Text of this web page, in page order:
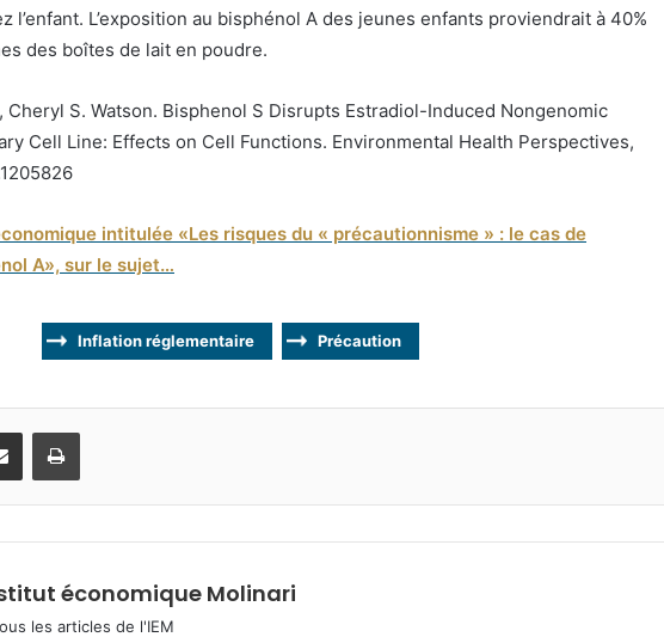
l’enfant. L’exposition au bisphénol A des jeunes enfants proviendrait à 40%
des boîtes de lait en poudre.
Cheryl S. Watson. Bisphenol S Disrupts Estradiol-Induced Nongenomic
Cell Line: Effects on Cell Functions. Environmental Health Perspectives,
intitulée «Les risques du « précautionnisme » : le cas de
A», sur le sujet…
Inflation réglementaire Précaution
Partagez par mail Imprimez
économique Molinari
les articles de l'IEM